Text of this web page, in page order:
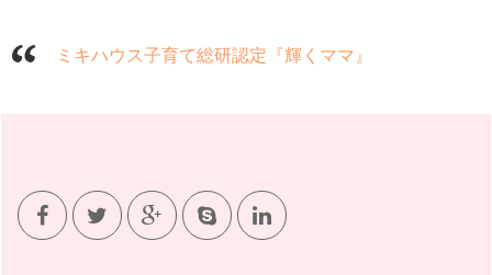
や幼稚園に通い…
妊娠を機に生活が一変した人も多いのではないだろうか。 自
分の…
ミキハウス子育て総研認定『輝くママ』